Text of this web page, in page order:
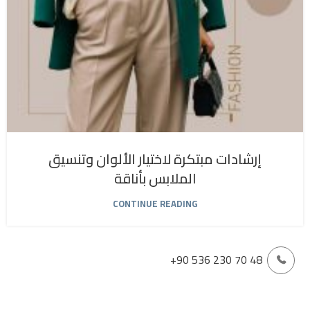
إرشادات مبتكرة لاختيار الألوان وتنسيق
الملابس بأناقة
CONTINUE READING
+90 536 230 70 48